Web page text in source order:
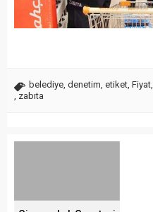
belediye, denetim, etiket, Fiyat,
, zabıta